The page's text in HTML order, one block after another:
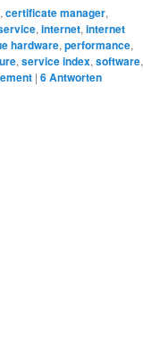
, certificate manager,
, internet, internet
hardware, performance,
, service index, software,
| 6Antworten